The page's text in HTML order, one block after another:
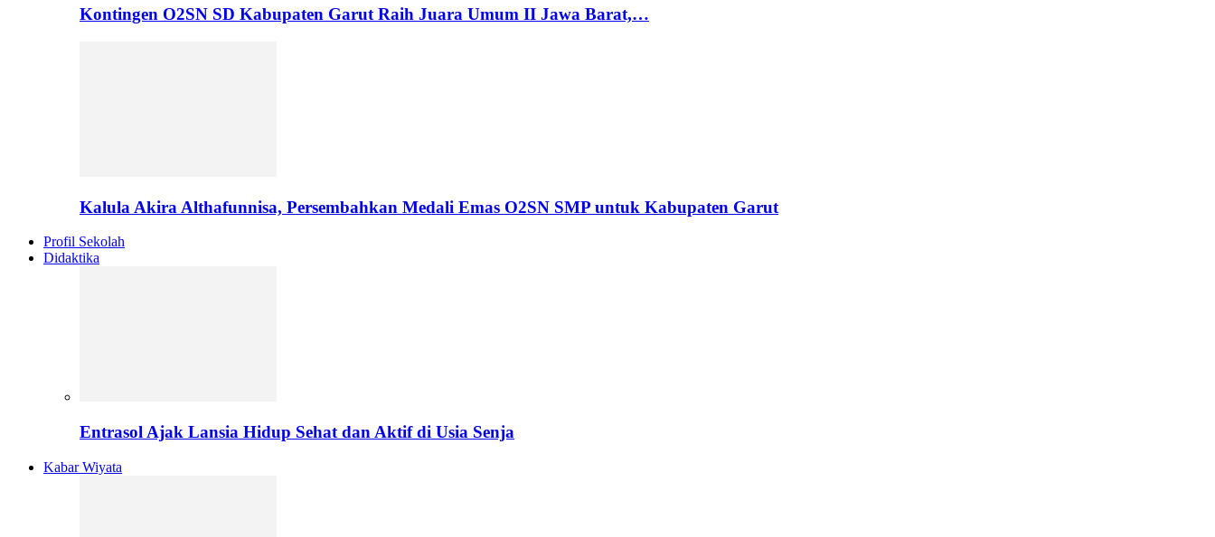
Kontingen O2SN SD Kabupaten Garut Raih Juara Umum II Jawa Barat,…
Kalula Akira Althafunnisa, Persembahkan Medali Emas O2SN SMP untuk Kabupaten Garut
Profil Sekolah
Didaktika
Entrasol Ajak Lansia Hidup Sehat dan Aktif di Usia Senja
Kabar Wiyata